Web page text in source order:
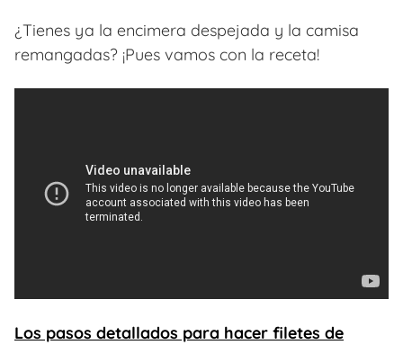
¿Tienes ya la encimera despejada y la camisa
remangadas? ¡Pues vamos con la receta!
Los pasos detallados para hacer filetes de